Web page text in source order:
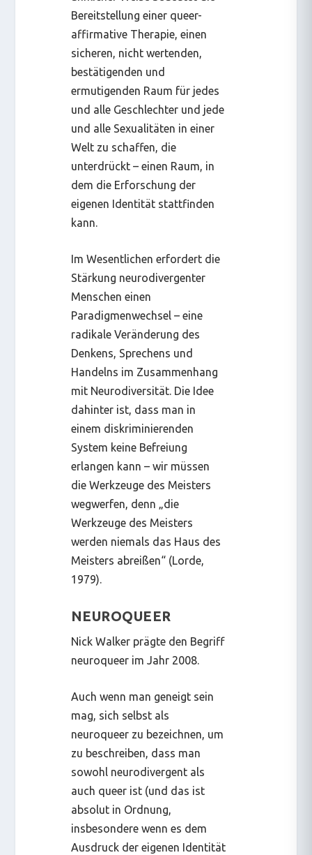
Bereitstellung einer queer-
affirmative Therapie, einen
sicheren, nicht wertenden,
bestätigenden und
ermutigenden Raum für jedes
und alle Geschlechter und jede
und alle Sexualitäten in einer
Welt zu schaffen, die
unterdrückt – einen Raum, in
dem die Erforschung der
eigenen Identität stattfinden
kann.
Im Wesentlichen erfordert die
Stärkung neurodivergenter
Menschen einen
Paradigmenwechsel – eine
radikale Veränderung des
Denkens, Sprechens und
Handelns im Zusammenhang
mit Neurodiversität. Die Idee
dahinter ist, dass man in
einem diskriminierenden
System keine Befreiung
erlangen kann – wir müssen
die Werkzeuge des Meisters
wegwerfen, denn „die
Werkzeuge des Meisters
werden niemals das Haus des
Meisters abreißen“ (Lorde,
1979).
NEUROQUEER
Nick Walker prägte den Begriff
neuroqueerim Jahr 2008.
Auch wenn man geneigt sein
mag, sich selbst als
neuroqueer zu bezeichnen, um
zu beschreiben, dass man
sowohl neurodivergent als
auch queer ist (und das ist
absolut in Ordnung,
insbesondere wenn es dem
Ausdruck der eigenen Identität